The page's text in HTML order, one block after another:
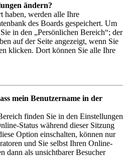
ändern?
haben, werden alle Ihre
des Boards gespeichert. Um
in den „Persönlichen Bereich“; der
auf der Seite angezeigt, wenn Sie
klicken. Dort können Sie alle Ihre
mein Benutzername in der
finden Sie in den Einstellungen
Status während dieser Sitzung
Option einschalten, können nur
und Sie selbst Ihren Online-
dann als unsichtbarer Besucher